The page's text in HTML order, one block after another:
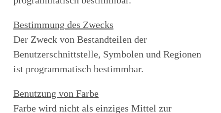
Bestimmung des Zwecks
Der Zweck von Bestandteilen der
Benutzerschnittstelle, Symbolen und Regionen
ist programmatisch bestimmbar.
Benutzung von Farbe
Farbe wird nicht als einziges Mittel zur